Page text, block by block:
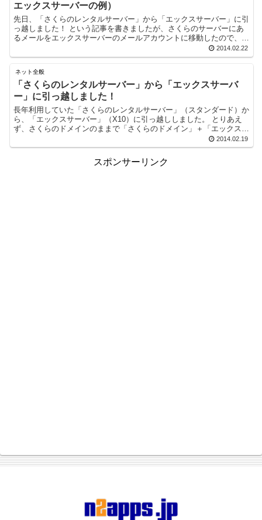
エックスサーバーの例）
先日、「さくらのレンタルサーバー」から「エックスサーバー」に引
っ越しました！ という記事を書きましたが、さくらのサーバーにあ
るメールをエックスサーバーのメールアカウントに移動したので、そ
2014.02.22
ネット全般
「さくらのレンタルサーバー」から「エックスサーバ
ー」に引っ越しました！
長年利用していた「さくらのレンタルサーバー」（スタンダード）か
ら、「エックスサーバー」（X10）に引っ越ししました。 とりあえ
ず、さくらのドメインのままで「さくらのドメイン」＋「エックスサ
2014.02.19
スポンサーリンク